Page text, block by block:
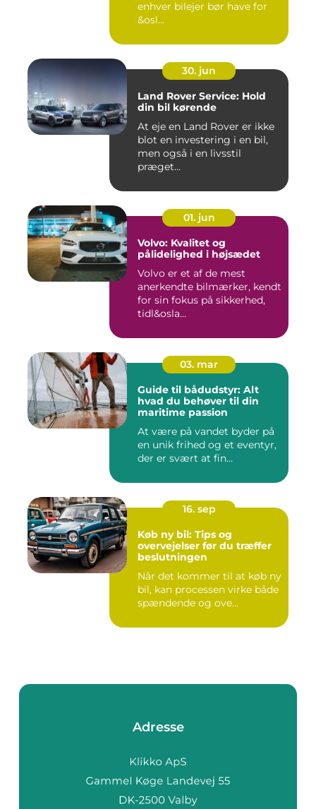
enhver bilejer bør have for
&osl...
30. jun
Land Rover Service: Hold
din bil kørende
At eje en Land Rover er ikke
blot en investering i en bil,
men også i en livsstil
præget...
01. jun
Volvo: Kvalitet og
pålidelighed i højsædet
Volvo er et af de mest
anerkendte bilmærker, kendt
for sin fokus på sikkerhed,
tidl&osla...
03. mar
Guide til bådudstyr: Alt
hvad du behøver til din
maritime passion
At være på vandet byder på
en unik frihed og et eventyr,
der er svært at fin...
16. sep
Køb ny bil: Tips og
overvejelser før du træffer
beslutningen
Når det kommer til at køb ny
bil, kan processen virke både
spændende og ove...
Adresse